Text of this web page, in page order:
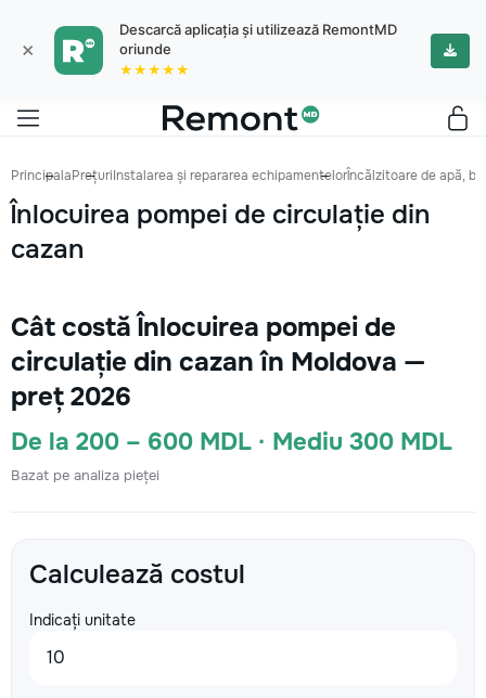
×
Descarcă aplicația și utilizează RemontMD
oriunde
★★★★★
PrincipalaPrețuriInstalarea și repararea echipamentelorÎncălzitoare de apă,
Înlocuirea pompei de circulație din
cazan
Cât costă Înlocuirea pompei de
circulație din cazan în Moldova —
preț 2026
De la 200 – 600 MDL · Mediu 300 MDL
Bazat pe analiza pieței
Calculează costul
Indicați unitate